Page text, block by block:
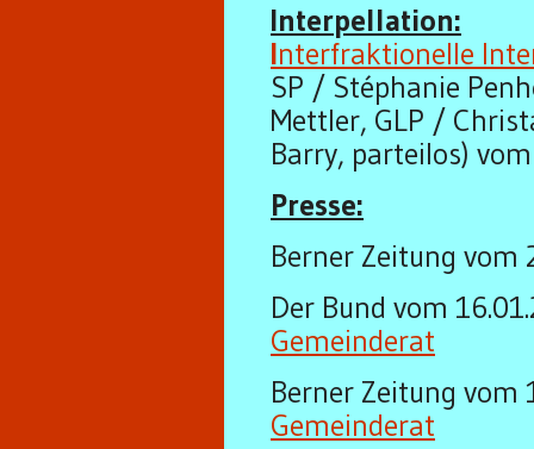
Interpellation:
Interfraktionelle
SP / Stéphanie
Mettler, GLP /
Barry, parteilos)
Presse:
Berner Zeitung vom
Der Bund vom
Gemeinderat
Berner Zeitung
Gemeinderat